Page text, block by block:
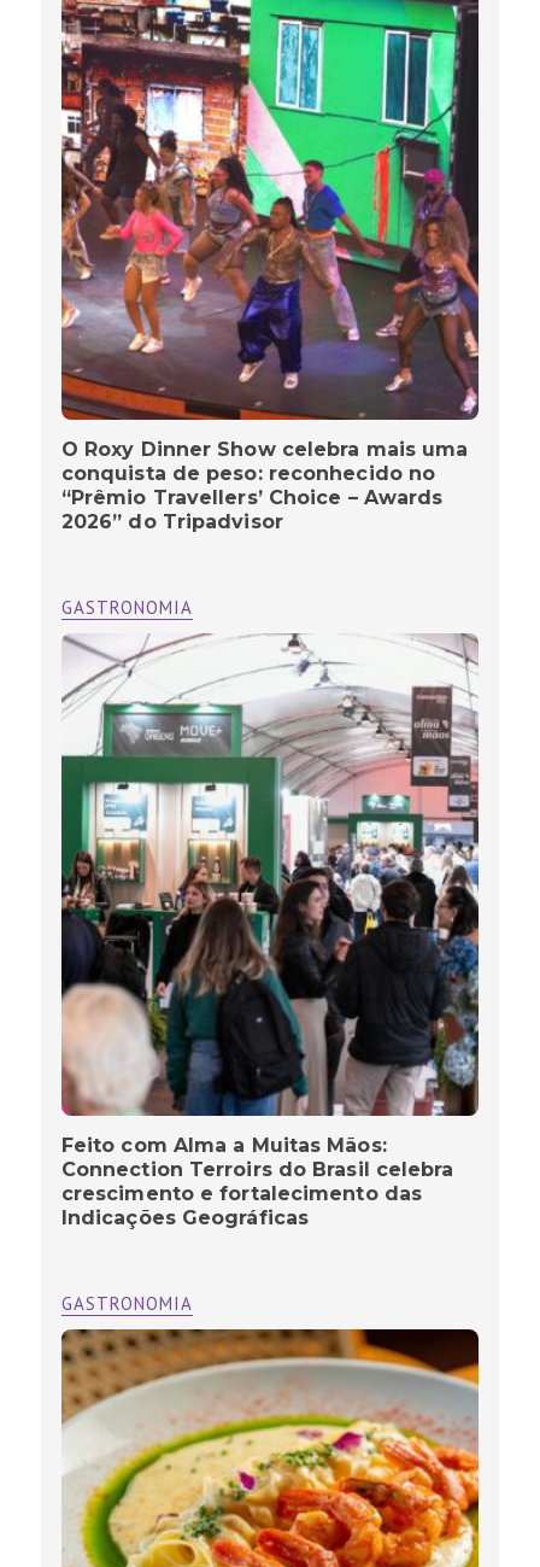
O Roxy Dinner Show celebra mais uma
conquista de peso: reconhecido no
“Prêmio Travellers’ Choice – Awards
2026” do Tripadvisor
GASTRONOMIA
Feito com Alma a Muitas Mãos:
Connection Terroirs do Brasil celebra
crescimento e fortalecimento das
Indicações Geográficas
GASTRONOMIA